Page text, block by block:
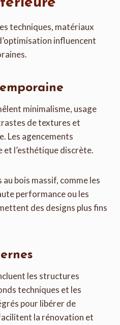
techniques, matériaux
influencent
minimalisme, usage
de textures et
Les agencements
l’esthétique discrète.
bois massif, comme les
performance ou les
des designs plus fins
les structures
techniques et les
pour libérer de
la rénovation et